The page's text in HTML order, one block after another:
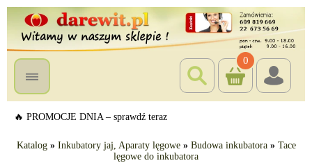
0
🔥 PROMOCJE DNIA – sprawdź teraz
Katalog » Inkubatory jaj, Aparaty lęgowe » Budowa inkubatora » Tace
lęgowe do inkubatora